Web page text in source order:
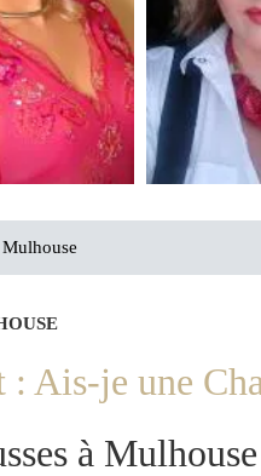
Mulhouse
Ais-je une
à